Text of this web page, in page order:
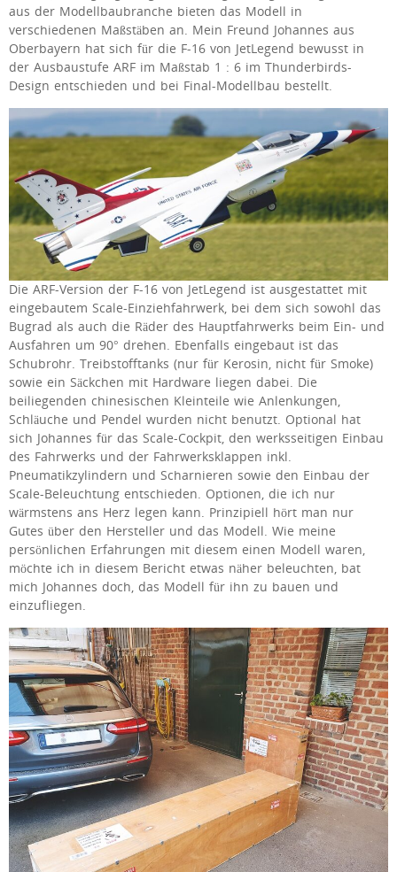
aus der Modellbaubranche bieten das Modell in
verschiedenen Maßstäben an. Mein Freund Johannes aus
Oberbayern hat sich für die F-16 von JetLegend bewusst in
der Ausbaustufe ARF im Maßstab 1 : 6 im Thunderbirds-
Design entschieden und bei Final-Modellbau bestellt.
Die ARF-Version der F-16 von JetLegend ist ausgestattet mit
eingebautem Scale-Einziehfahrwerk, bei dem sich sowohl das
Bugrad als auch die Räder des Hauptfahrwerks beim Ein- und
Ausfahren um 90° drehen. Ebenfalls eingebaut ist das
Schubrohr. Treibstofftanks (nur für Kerosin, nicht für Smoke)
sowie ein Säckchen mit Hardware liegen dabei. Die
beiliegenden chinesischen Kleinteile wie Anlenkungen,
Schläuche und Pendel wurden nicht benutzt. Optional hat
sich Johannes für das Scale-Cockpit, den werksseitigen Einbau
des Fahrwerks und der Fahrwerksklappen inkl.
Pneumatikzylindern und Scharnieren sowie den Einbau der
Scale-Beleuchtung entschieden. Optionen, die ich nur
wärmstens ans Herz legen kann. Prinzipiell hört man nur
Gutes über den Hersteller und das Modell. Wie meine
persönlichen Erfahrungen mit diesem einen Modell waren,
möchte ich in diesem Bericht etwas näher beleuchten, bat
mich Johannes doch, das Modell für ihn zu bauen und
einzufliegen.